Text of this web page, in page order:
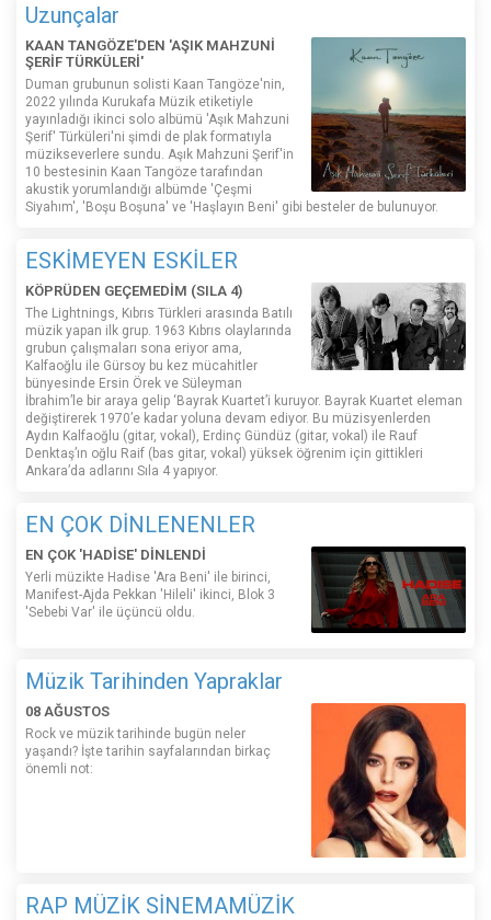
Uzunçalar
KAAN TANGÖZE'DEN 'AŞIK MAHZUNİ
ŞERİF TÜRKÜLERİ'
Duman grubunun solisti Kaan Tangöze'nin,
2022 yılında Kurukafa Müzik etiketiyle
yayınladığı ikinci solo albümü 'Aşık Mahzuni
Şerif' Türküleri'ni şimdi de plak formatıyla
müzikseverlere sundu. Aşık Mahzuni Şerif'in
10 bestesinin Kaan Tangöze tarafından
akustik yorumlandığı albümde 'Çeşmi
Siyahım', 'Boşu Boşuna' ve 'Haşlayın Beni' gibi besteler de bulunuyor.
ESKİMEYEN ESKİLER
KÖPRÜDEN GEÇEMEDİM (SILA 4)
The Lightnings, Kıbrıs Türkleri arasında Batılı
müzik yapan ilk grup. 1963 Kıbrıs olaylarında
grubun çalışmaları sona eriyor ama,
Kalfaoğlu ile Gürsoy bu kez mücahitler
bünyesinde Ersin Örek ve Süleyman
İbrahim’le bir araya gelip ‘Bayrak Kuartet’i kuruyor. Bayrak Kuartet eleman
değiştirerek 1970’e kadar yoluna devam ediyor. Bu müzisyenlerden
Aydın Kalfaoğlu (gitar, vokal), Erdinç Gündüz (gitar, vokal) ile Rauf
Denktaş’ın oğlu Raif (bas gitar, vokal) yüksek öğrenim için gittikleri
Ankara’da adlarını Sıla 4 yapıyor.
EN ÇOK DİNLENENLER
EN ÇOK 'HADİSE' DİNLENDİ
Yerli müzikte Hadise 'Ara Beni' ile birinci,
Manifest-Ajda Pekkan 'Hileli' ikinci, Blok 3
'Sebebi Var' ile üçüncü oldu.
Müzik Tarihinden Yapraklar
08 AĞUSTOS
Rock ve müzik tarihinde bugün neler
yaşandı? İşte tarihin sayfalarından birkaç
önemli not:
RAP MÜZİK SİNEMAMÜZİK